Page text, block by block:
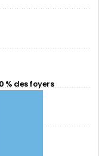
% des foyers